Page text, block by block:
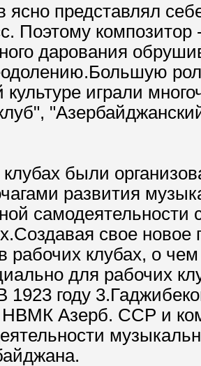
ясно представлял
Поэтому композитор
дарования
играли
были
развития
самодеятельности
свое
рабочих клубах, о
для рабочих
1923 году
НВМК Азерб. ССР и